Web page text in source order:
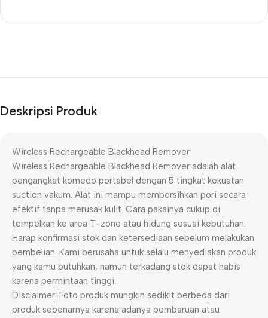
Deskripsi Produk
Wireless Rechargeable Blackhead Remover
Wireless Rechargeable Blackhead Remover adalah alat
pengangkat komedo portabel dengan 5 tingkat kekuatan
suction vakum. Alat ini mampu membersihkan pori secara
efektif tanpa merusak kulit. Cara pakainya cukup di
tempelkan ke area T-zone atau hidung sesuai kebutuhan.
Harap konfirmasi stok dan ketersediaan sebelum melakukan
pembelian. Kami berusaha untuk selalu menyediakan produk
yang kamu butuhkan, namun terkadang stok dapat habis
karena permintaan tinggi.
Disclaimer: Foto produk mungkin sedikit berbeda dari
produk sebenarnya karena adanya pembaruan atau